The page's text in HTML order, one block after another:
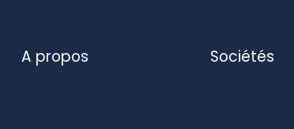
A propos Sociétés